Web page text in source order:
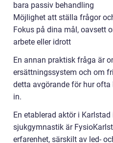
bara passiv behandling
Möjlighet att ställa frågor
Fokus på dina mål, oavsett
arbete eller idrott
En annan praktisk fråga är
ersättningssystem och om
detta avgörande för hur
in.
En etablerad aktör i
sjukgymnastik är
erfarenhet, särskilt av led-